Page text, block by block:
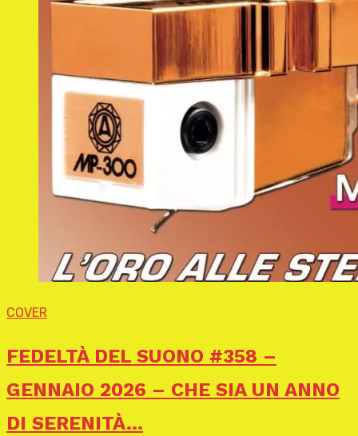
COVER
FEDELTÀ DEL SUONO #358 –
GENNAIO 2026 – CHE SIA UN ANNO
DI SERENITÀ…